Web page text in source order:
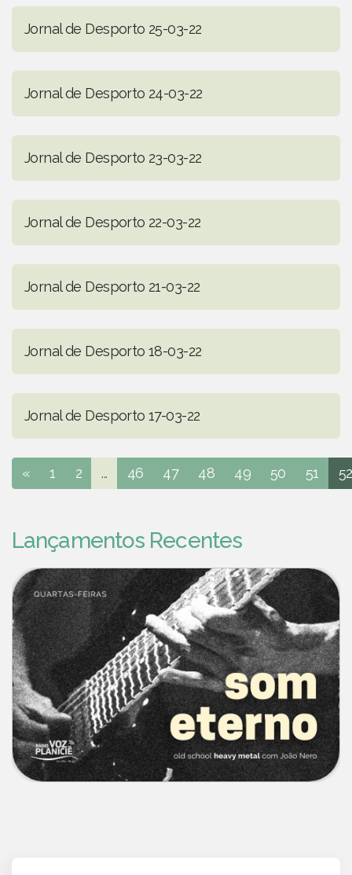
Jornal de Desporto 25-03-22
Jornal de Desporto 24-03-22
Jornal de Desporto 23-03-22
Jornal de Desporto 22-03-22
Jornal de Desporto 21-03-22
Jornal de Desporto 18-03-22
Jornal de Desporto 17-03-22
« 1 2 ... 46 47 48 49 50 51 52
Lançamentos Recentes